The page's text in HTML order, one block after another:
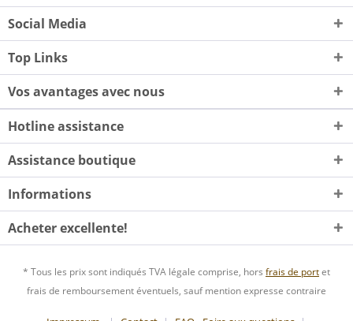
Social Media
Top Links
Vos avantages avec nous
Hotline assistance
Assistance boutique
Informations
Acheter excellente!
* Tous les prix sont indiqués TVA légale comprise, hors frais de portet
frais de remboursement éventuels, sauf mention expresse contraire